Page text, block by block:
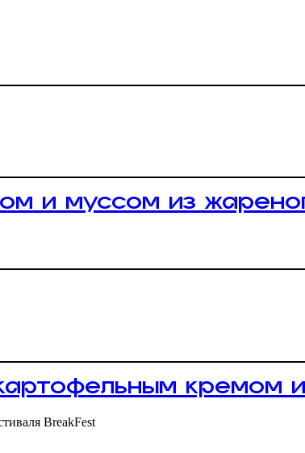
и муссом из
кремом
BreakFest